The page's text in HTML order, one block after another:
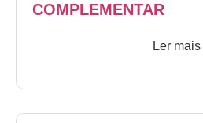
COMPLEMENTAR
Ler mais